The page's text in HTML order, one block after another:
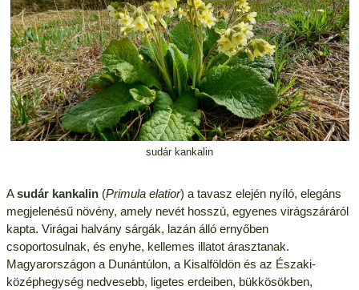
sudár kankalin
Asudár kankalin(Primula elatior) a tavasz elején nyíló, elegáns
megjelenésű növény, amely nevét hosszú, egyenes virágszáráról
kapta. Virágai halvány sárgák, lazán álló ernyőben
csoportosulnak, és enyhe, kellemes illatot árasztanak.
Magyarországon a Dunántúlon, a Kisalföldön és az Északi-
középhegység nedvesebb, ligetes erdeiben, bükkösökben,